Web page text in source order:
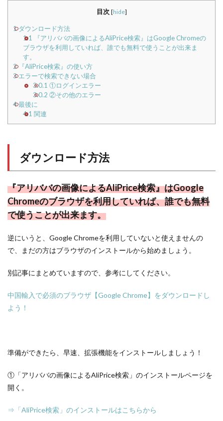
目次 [hide]
1ダウンロード方法
1.1 『アリババの画像によるAliPrice検索』はGoogle Chromeの
ブラウザを利用していれば、誰でも無料で使うことが出来ま
す。
2『AliPrice検索』の使い方
3エラーで検索できない場合
3.0.1 ①ログインエラー
3.0.2 ②その他のエラー
4最後に
4.1 関連
ダウンロード方法
『アリババの画像によるAliPrice検索』はGoogle
Chromeのブラウザを利用していれば、誰でも無料
で使うことが出来ます。
逆にいうと、Google Chromeを利用していないと使えませんの
で、まだの方はブラウザのインストールから始めましょう。
別記事にまとめていますので、参考にしてください。
中国輸入で必須のブラウザ【Google Chrome】をダウンロードし
よう！
準備ができたら、早速、拡張機能をインストールしましょう！
①「アリババの画像によるAliPrice検索」のインストールページを
開く。
⇒「AliPrice検索」のインストールはこちらから